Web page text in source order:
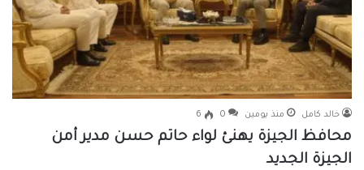
خالد كامل منذ يومين 0
6
محافظ الجيزة يهنئ لواء حاتم حسن مدير أمن
الجيزة الجديد